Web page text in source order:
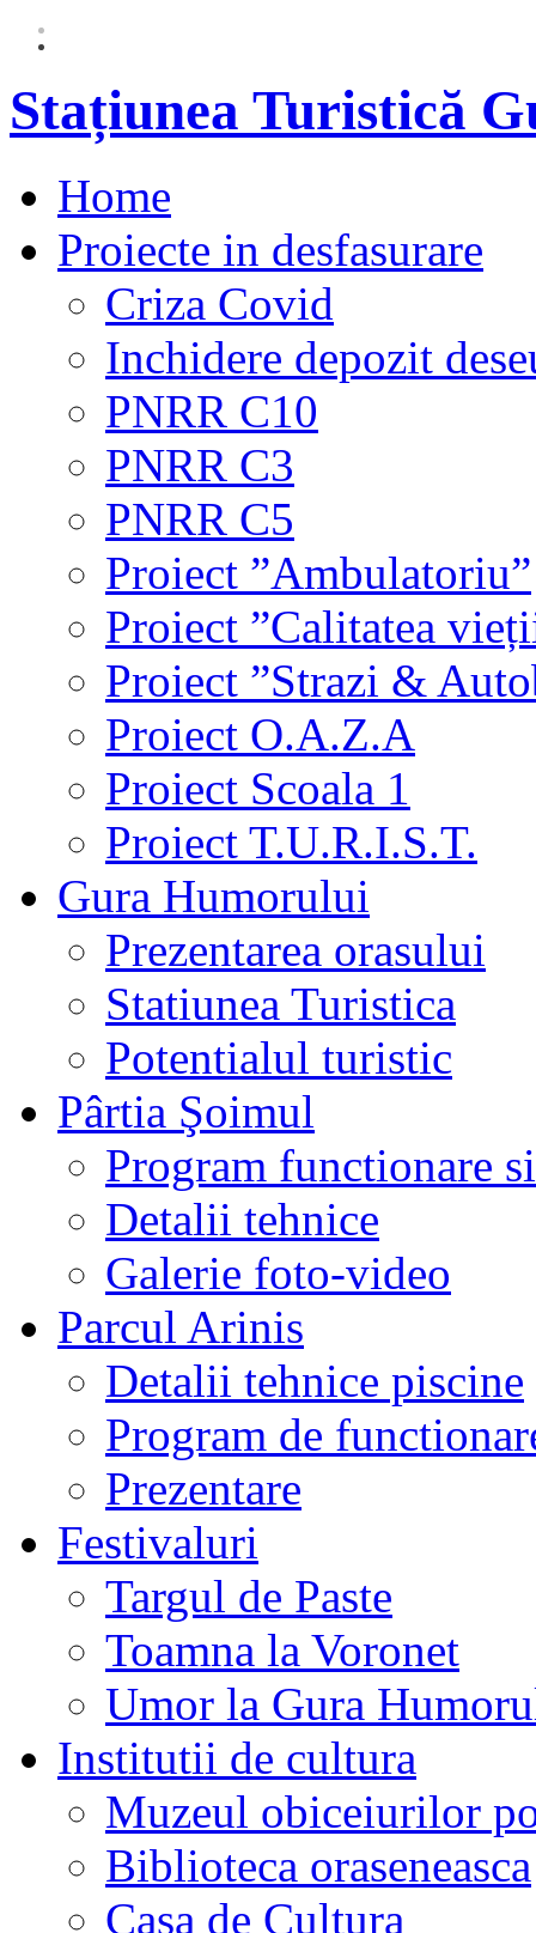
Stațiunea Turistică
Home
Proiecte in desfasurare
Criza Covid
Inchidere depozit
PNRR C10
PNRR C3
PNRR C5
Proiect ”Ambulatoriu”
Proiect ”Calitatea
Proiect ”Strazi &
Proiect O.A.Z.A
Proiect Scoala 1
Proiect T.U.R.I.S.T.
Gura Humorului
Prezentarea orasului
Statiunea Turistica
Potentialul turistic
Pârtia Şoimul
Program functionare
Detalii tehnice
Galerie foto-video
Parcul Arinis
Detalii tehnice piscine
Program de
Prezentare
Festivaluri
Targul de Paste
Toamna la Voronet
Umor la Gura
Institutii de cultura
Muzeul obiceiurilor
Biblioteca oraseneasca
Casa de Cultura